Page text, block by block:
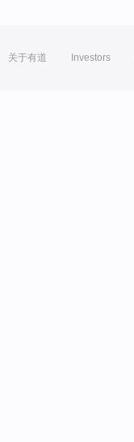
关于有道 Investors